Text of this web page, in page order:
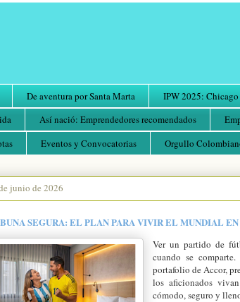
De aventura por Santa Marta IPW 2025: Chicago
Así nació: Emprendedores recomendados
Eventos y Convocatorias Orgullo
junio de 2026
SEGURA: EL PLAN PARA VIVIR EL MUNDIAL
Ver un partido de
cuando se
portafolio de Accor,
los aficionados
cómodo, seguro y